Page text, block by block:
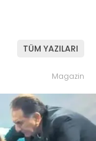
TÜM YAZILARI
Magazin